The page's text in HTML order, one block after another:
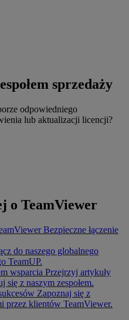
sprzedaży
odpowiedniego
lub aktualizacji licencji?
o TeamViewer
Bezpieczne łączenie
do naszego globalnego
TeamUP.
wsparcia Przejrzyj artykuły
się z naszym zespołem.
Zapoznaj się z
przez klientów TeamViewer.